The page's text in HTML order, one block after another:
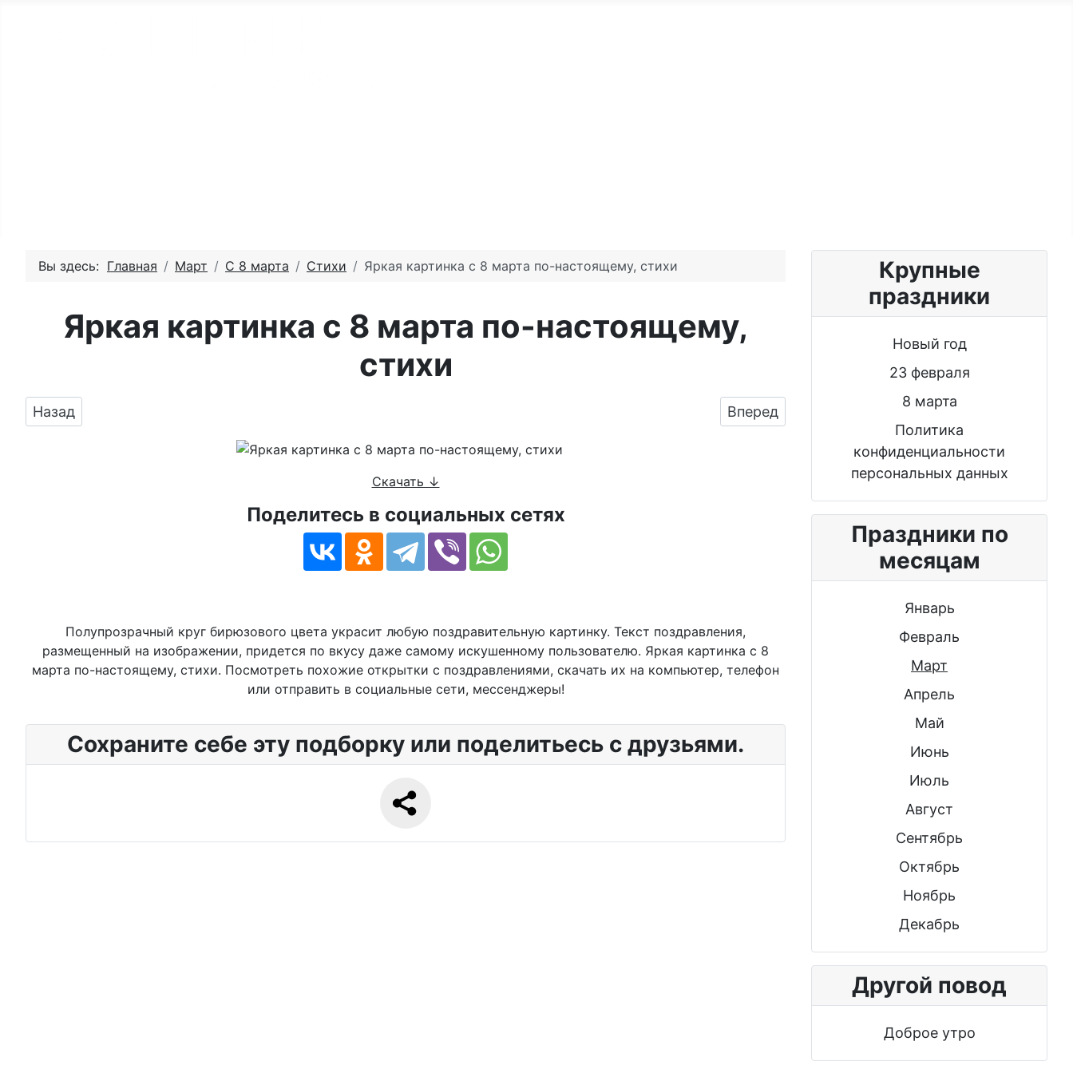
Вы здесь: Главная Март С 8 марта Стихи Яркая картинка с 8 марта по-настоящему, стихи
Яркая картинка с 8 марта по-настоящему,
стихи
Предыдущий: Отправить фото с 8 марта со стихами
Назад Следующий: Скачать картинку для 8 марта,
Вперед
Скачать ↓
Поделитесь в социальных сетях
Полупрозрачный круг бирюзового цвета украсит любую поздравительную картинку. Текст поздравления,
размещенный на изображении, придется по вкусу даже самому искушенному пользователю. Яркая картинка с 8
марта по-настоящему, стихи. Посмотреть похожие открытки с поздравлениями, скачать их на компьютер, телефон
или отправить в социальные сети, мессенджеры!
Сохраните себе эту подборку или поделитьесь с друзьями.
Крупные
праздники
Новый год
23 февраля
8 марта
Политика
конфиденциальности
персональных данных
Праздники по
месяцам
Январь
Февраль
Март
Апрель
Май
Июнь
Июль
Август
Сентябрь
Октябрь
Ноябрь
Декабрь
Другой повод
Доброе утро